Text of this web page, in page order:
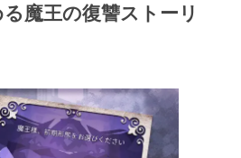
魔王の復讐ストーリ